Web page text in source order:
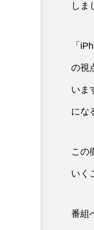
しま
「
の視
いま
にな
この
いく
番組